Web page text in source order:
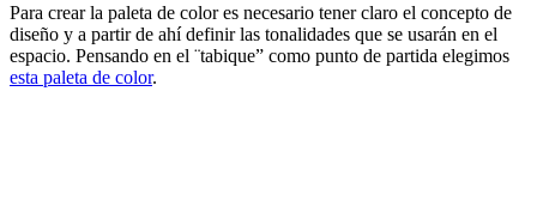
Para crear la paleta de color es necesario tener claro el concepto de
diseño y a partir de ahí definir las tonalidades que se usarán en el
espacio. Pensando en el ¨tabique” como punto de partida elegimos
esta paleta de color.